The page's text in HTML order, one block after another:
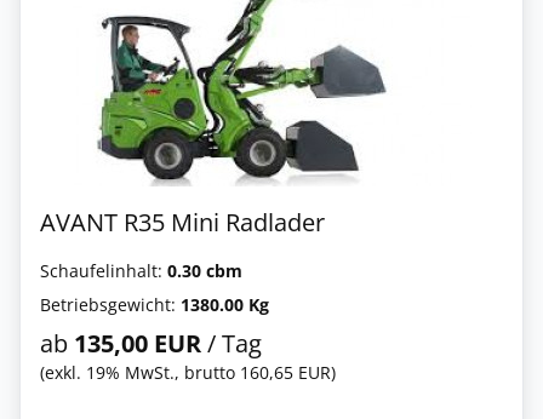
AVANT R35 Mini Radlader
Schaufelinhalt: 0.30 cbm
Betriebsgewicht: 1380.00 Kg
ab 135,00 EUR/ Tag
(exkl. 19% MwSt., brutto 160,65 EUR)